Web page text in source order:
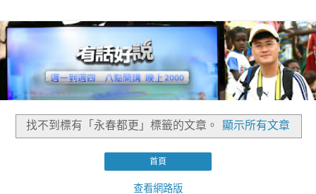
找不到標有「永春都更」 標籤的文章。 顯示所有文章
首頁
查看網路版